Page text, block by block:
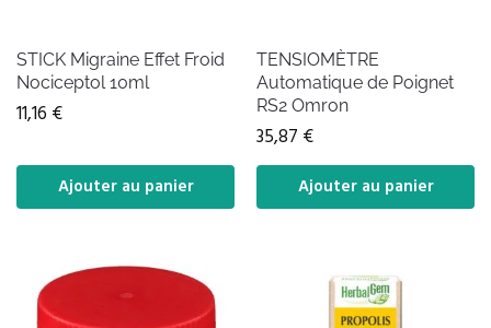
STICK Migraine Effet Froid
Nociceptol 10ml
11,16 €
Ajouter au panier
TENSIOMÈTRE
Automatique de Poignet
RS2 Omron
35,87 €
Ajouter au panier